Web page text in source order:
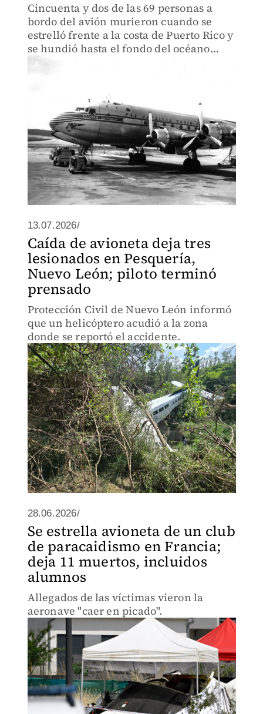
Cincuenta y dos de las 69 personas a
bordo del avión murieron cuando se
estrelló frente a la costa de Puerto Rico y
se hundió hasta el fondo del océano
Atlántico.
13.07.2026/
Caída de avioneta deja tres
lesionados en Pesquería,
Nuevo León; piloto terminó
prensado
Protección Civil de Nuevo León informó
que un helicóptero acudió a la zona
donde se reportó el accidente.
28.06.2026/
Se estrella avioneta de un club
de paracaidismo en Francia;
deja 11 muertos, incluidos
alumnos
Allegados de las víctimas vieron la
aeronave "caer en picado".